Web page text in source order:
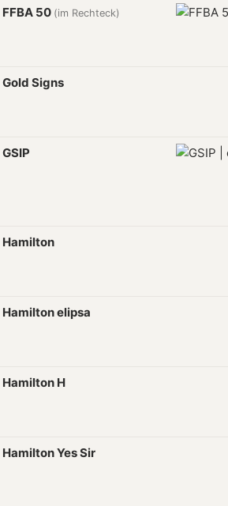
FFBA 50 (im Rechteck)
Gold Signs
GSIP
Hamilton
Hamilton elipsa
Hamilton H
Hamilton Yes Sir